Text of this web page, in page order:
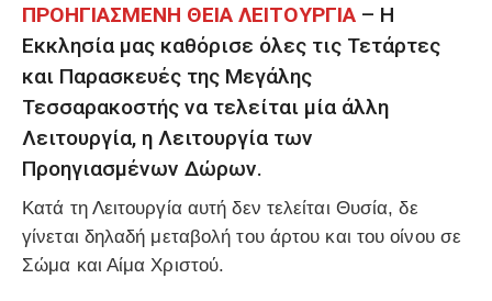
ΠΡΟΗΓΙΑΣΜΕΝΗ ΘΕΙΑ ΛΕΙΤΟΥΡΓΙΑ – Η
Εκκλησία μας καθόρισε όλες τις Τετάρτες
και Παρασκευές της Μεγάλης
Τεσσαρακοστής να τελείται μία άλλη
Λειτουργία, η Λειτουργία των
Προηγιασμένων Δώρων.
Κατά τη Λειτουργία αυτή δεν τελείται Θυσία, δε
γίνεται δηλαδή μεταβολή του άρτου και του οίνου σε
Σώμα και Αίμα Χριστού.